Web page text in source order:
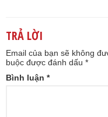
TRẢ LỜI
Email của bạn sẽ không
buộc được đánh dấu *
Bình luận *